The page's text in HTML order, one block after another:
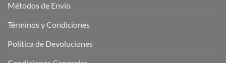
Métodos de Envio
Términos y Condiciones
Política de Devoluciones